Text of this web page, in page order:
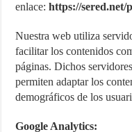
enlace:https://sered.net/
Nuestra web utiliza
facilitar los contenidos
páginas. Dichos
permiten adaptar los
demográficos de los
Google Analytics: